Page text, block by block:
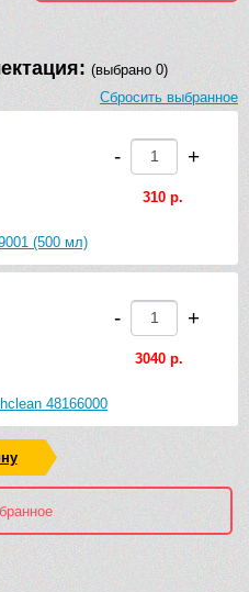
(выбрано 0)
Сбросить выбранное
(500 мл)
- +
310 р.
48166000
- +
3040 р.